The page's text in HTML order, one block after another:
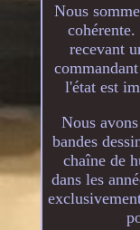
Nous
recevant
l'état est
Nous
bandes
chaîne de
dans les